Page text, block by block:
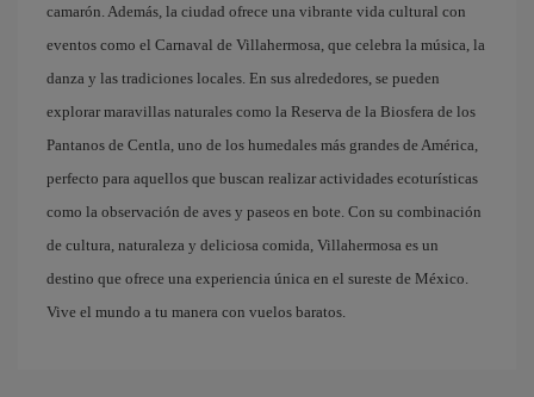
camarón. Además, la ciudad ofrece una vibrante vida cultural con
eventos como el Carnaval de Villahermosa, que celebra la música, la
danza y las tradiciones locales. En sus alrededores, se pueden
explorar maravillas naturales como la Reserva de la Biosfera de los
Pantanos de Centla, uno de los humedales más grandes de América,
perfecto para aquellos que buscan realizar actividades ecoturísticas
como la observación de aves y paseos en bote. Con su combinación
de cultura, naturaleza y deliciosa comida, Villahermosa es un
destino que ofrece una experiencia única en el sureste de México.
Vive el mundo a tu manera con vuelos baratos.